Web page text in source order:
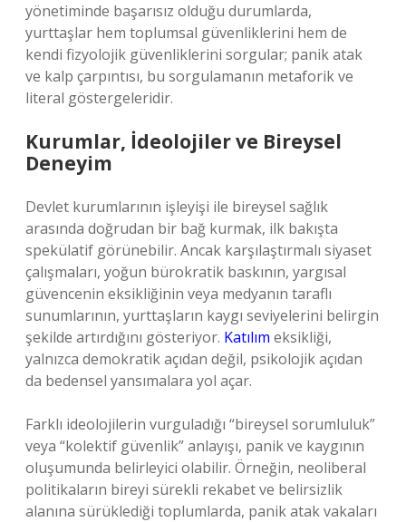
yönetiminde başarısız olduğu durumlarda,
yurttaşlar hem toplumsal güvenliklerini hem de
kendi fizyolojik güvenliklerini sorgular; panik atak
ve kalp çarpıntısı, bu sorgulamanın metaforik ve
literal göstergeleridir.
Kurumlar, İdeolojiler ve Bireysel
Deneyim
Devlet kurumlarının işleyişi ile bireysel sağlık
arasında doğrudan bir bağ kurmak, ilk bakışta
spekülatif görünebilir. Ancak karşılaştırmalı siyaset
çalışmaları, yoğun bürokratik baskının, yargısal
güvencenin eksikliğinin veya medyanın taraflı
sunumlarının, yurttaşların kaygı seviyelerini belirgin
şekilde artırdığını gösteriyor. Katılım eksikliği,
yalnızca demokratik açıdan değil, psikolojik açıdan
da bedensel yansımalara yol açar.
Farklı ideolojilerin vurguladığı “bireysel sorumluluk”
veya “kolektif güvenlik” anlayışı, panik ve kaygının
oluşumunda belirleyici olabilir. Örneğin, neoliberal
politikaların bireyi sürekli rekabet ve belirsizlik
alanına sürüklediği toplumlarda, panik atak vakaları